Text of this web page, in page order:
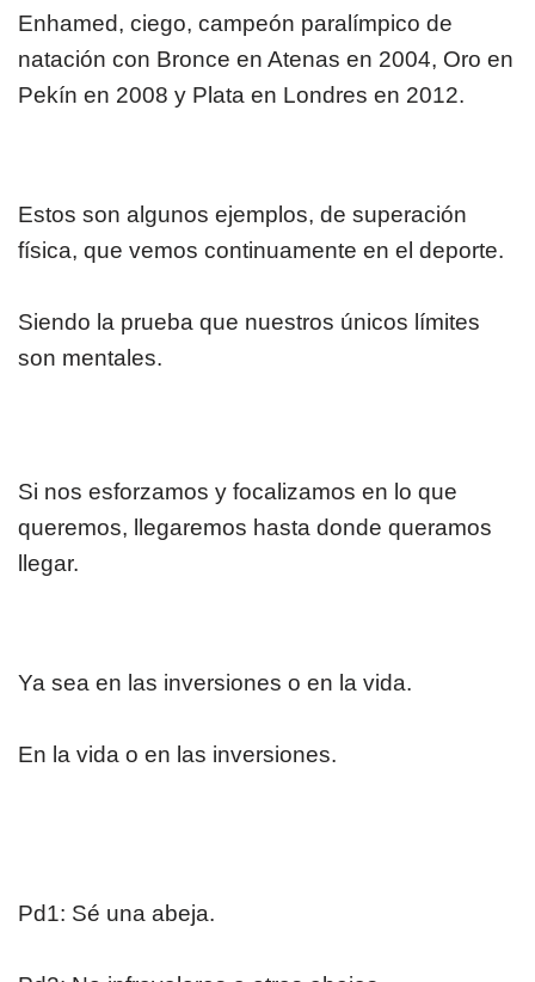
Enhamed, ciego, campeón paralímpico de
natación con Bronce en Atenas en 2004, Oro en
Pekín en 2008 y Plata en Londres en 2012.
Estos son algunos ejemplos, de superación
física, que vemos continuamente en el deporte.
Siendo la prueba que nuestros únicos límites
son mentales.
Si nos esforzamos y focalizamos en lo que
queremos, llegaremos hasta donde queramos
llegar.
Ya sea en las inversiones o en la vida.
En la vida o en las inversiones.
Pd1: Sé una abeja.